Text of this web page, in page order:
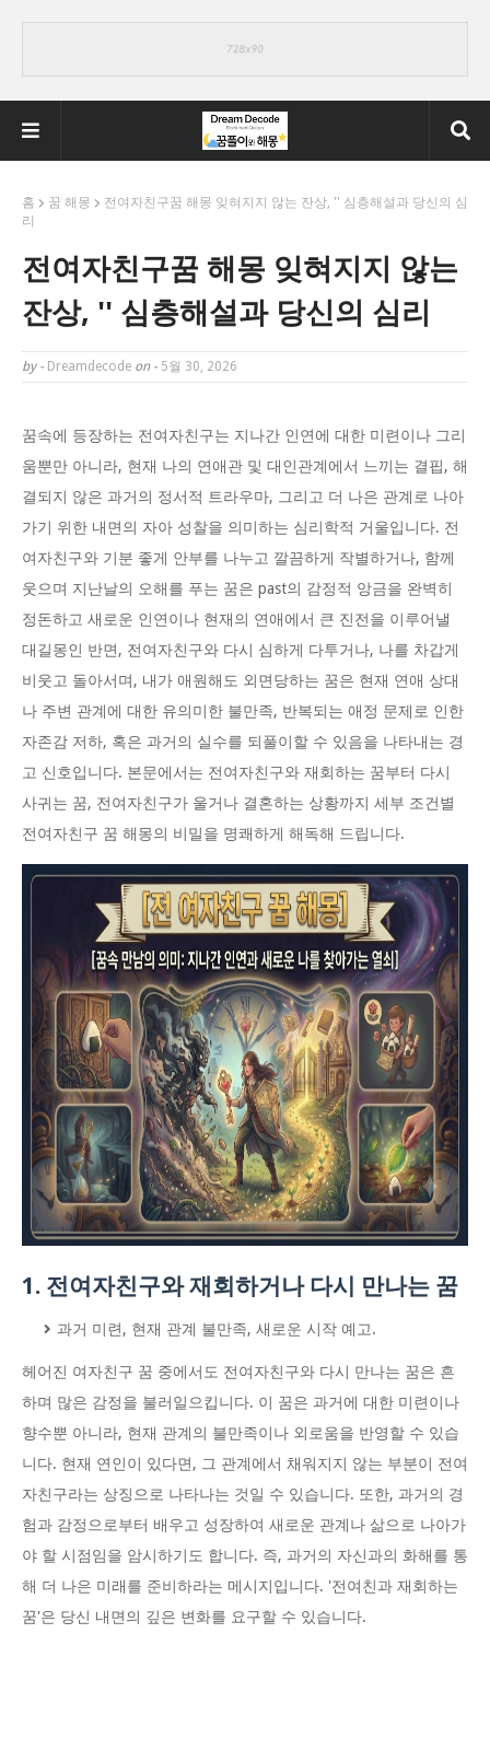
홈 꿈 해몽
전여자친구꿈 해몽 잊혀지지 않는 잔상, '' 심층해설과 당신의 심
리
전여자친구꿈 해몽 잊혀지지 않는
잔상, '' 심층해설과 당신의 심리
by - Dreamdecode on - 5월 30, 2026
꿈속에 등장하는 전여자친구는 지나간 인연에 대한 미련이나 그리
움뿐만 아니라, 현재 나의 연애관 및 대인관계에서 느끼는 결핍, 해
결되지 않은 과거의 정서적 트라우마, 그리고 더 나은 관계로 나아
가기 위한 내면의 자아 성찰을 의미하는 심리학적 거울입니다. 전
여자친구와 기분 좋게 안부를 나누고 깔끔하게 작별하거나, 함께
웃으며 지난날의 오해를 푸는 꿈은 past의 감정적 앙금을 완벽히
정돈하고 새로운 인연이나 현재의 연애에서 큰 진전을 이루어낼
대길몽인 반면, 전여자친구와 다시 심하게 다투거나, 나를 차갑게
비웃고 돌아서며, 내가 애원해도 외면당하는 꿈은 현재 연애 상대
나 주변 관계에 대한 유의미한 불만족, 반복되는 애정 문제로 인한
자존감 저하, 혹은 과거의 실수를 되풀이할 수 있음을 나타내는 경
고 신호입니다. 본문에서는 전여자친구와 재회하는 꿈부터 다시
사귀는 꿈, 전여자친구가 울거나 결혼하는 상황까지 세부 조건별
전여자친구 꿈 해몽의 비밀을 명쾌하게 해독해 드립니다.
1. 전여자친구와 재회하거나 다시 만나는 꿈
과거 미련, 현재 관계 불만족, 새로운 시작 예고.
헤어진 여자친구 꿈 중에서도 전여자친구와 다시 만나는 꿈은 흔
하며 많은 감정을 불러일으킵니다. 이 꿈은 과거에 대한 미련이나
향수뿐 아니라, 현재 관계의 불만족이나 외로움을 반영할 수 있습
니다. 현재 연인이 있다면, 그 관계에서 채워지지 않는 부분이 전여
자친구라는 상징으로 나타나는 것일 수 있습니다. 또한, 과거의 경
험과 감정으로부터 배우고 성장하여 새로운 관계나 삶으로 나아가
야 할 시점임을 암시하기도 합니다. 즉, 과거의 자신과의 화해를 통
해 더 나은 미래를 준비하라는 메시지입니다. '전여친과 재회하는
꿈'은 당신 내면의 깊은 변화를 요구할 수 있습니다.